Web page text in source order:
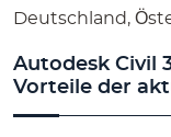
Deutschland,
Autodesk Civil
Vorteile der